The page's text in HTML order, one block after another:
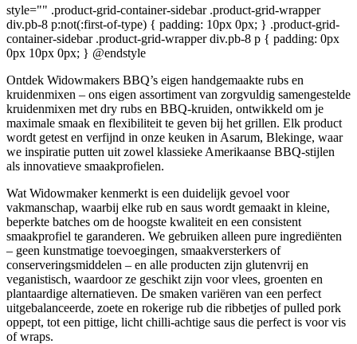
style="" .product-grid-container-sidebar .product-grid-wrapper
div.pb-8 p:not(:first-of-type) { padding: 10px 0px; } .product-grid-
container-sidebar .product-grid-wrapper div.pb-8 p { padding: 0px
0px 10px 0px; } @endstyle
Ontdek Widowmakers BBQ’s eigen handgemaakte rubs en
kruidenmixen – ons eigen assortiment van zorgvuldig samengestelde
kruidenmixen met dry rubs en BBQ-kruiden, ontwikkeld om je
maximale smaak en flexibiliteit te geven bij het grillen. Elk product
wordt getest en verfijnd in onze keuken in Asarum, Blekinge, waar
we inspiratie putten uit zowel klassieke Amerikaanse BBQ-stijlen
als innovatieve smaakprofielen.
Wat Widowmaker kenmerkt is een duidelijk gevoel voor
vakmanschap, waarbij elke rub en saus wordt gemaakt in kleine,
beperkte batches om de hoogste kwaliteit en een consistent
smaakprofiel te garanderen. We gebruiken alleen pure ingrediënten
– geen kunstmatige toevoegingen, smaakversterkers of
conserveringsmiddelen – en alle producten zijn glutenvrij en
veganistisch, waardoor ze geschikt zijn voor vlees, groenten en
plantaardige alternatieven. De smaken variëren van een perfect
uitgebalanceerde, zoete en rokerige rub die ribbetjes of pulled pork
oppept, tot een pittige, licht chilli-achtige saus die perfect is voor vis
of wraps.